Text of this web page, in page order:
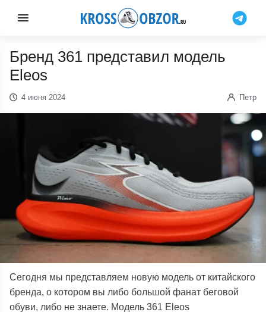
Бренд 361 представил модель
Eleos
4 июня 2024 Петр
Сегодня мы представляем новую модель от китайского
бренда, о котором вы либо большой фанат беговой
обуви, либо не знаете. Модель 361 Eleos